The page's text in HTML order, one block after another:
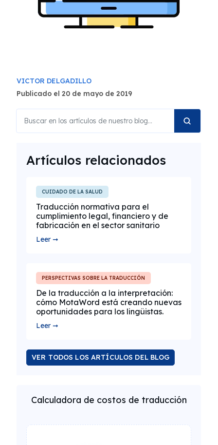
VICTOR DELGADILLO
Publicado el 20 de mayo de 2019
Artículos relacionados
CUIDADO DE LA SALUD
Traducción normativa para el
cumplimiento legal, financiero y de
fabricación en el sector sanitario
Leer ➞
PERSPECTIVAS SOBRE LA TRADUCCIÓN
De la traducción a la interpretación:
cómo MotaWord está creando nuevas
oportunidades para los lingüistas.
Leer ➞
VER TODOS LOS ARTÍCULOS DEL BLOG
Calculadora de costos de traducción